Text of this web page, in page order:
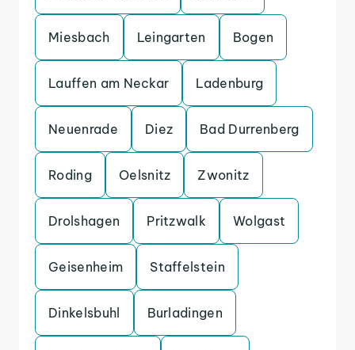
Miesbach Leingarten Bogen
Lauffen am Neckar Ladenburg
Neuenrade Diez Bad Durrenberg
Roding Oelsnitz Zwonitz
Drolshagen Pritzwalk Wolgast
Geisenheim Staffelstein
Dinkelsbuhl Burladingen